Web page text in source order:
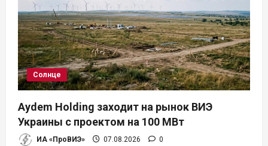
Солнце
Aydem Holding заходит на рынок ВИЭ
Украины с проектом на 100 МВт
ИА «ПроВИЭ» 07.08.2026 0